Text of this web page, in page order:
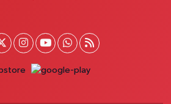
Caddesi 10C-D KAYA ÇİFTLİĞİ İLE KÖFTECİ
MARKETİ KARŞISI,SAAT KULESİNİN
Yol Tarifi Al